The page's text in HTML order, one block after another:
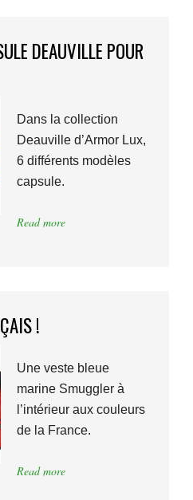
DEAUVILLE POUR
Dans la collection
Deauville d’Armor Lux,
6 différents modèles
capsule.
Read more
!
Une veste bleue
marine Smuggler à
l’intérieur aux couleurs
de la France.
Read more